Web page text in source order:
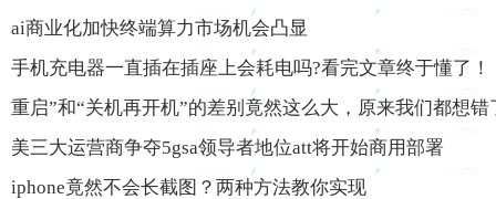
ai商业化加快终端算力市场机会凸显
手机充电器一直插在插座上会耗电吗?看完文章终于懂了！
重启”和“关机再开机”的差别竟然这么大，原来我们都想错
美三大运营商争夺5gsa领导者地位att将开始商用部署
iphone竟然不会长截图？两种方法教你实现